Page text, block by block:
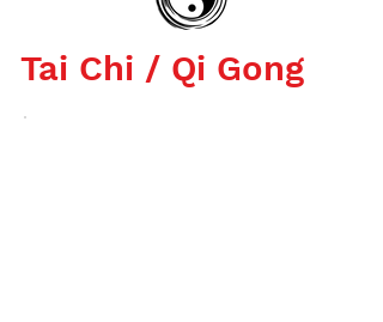
Tai Chi / Qi Gong